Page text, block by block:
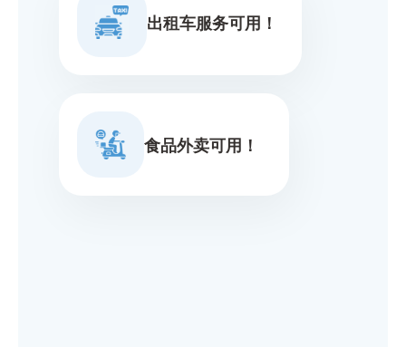
出租车服务可用！
食品外卖可用！